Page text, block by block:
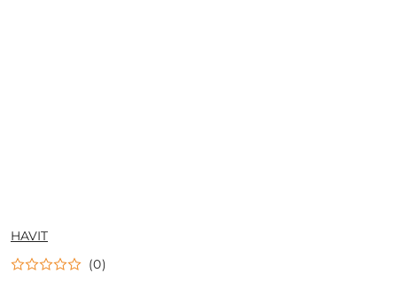
NAZWA
PRODUCENTA:
HAVIT
(0)